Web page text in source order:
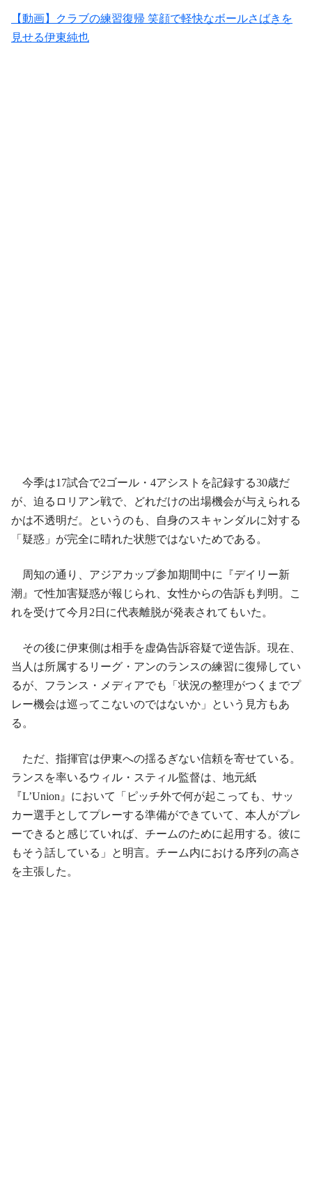
【動画】クラブの練習復帰 笑顔で軽快なボールさばきを
見せる伊東純也
今季は17試合で2ゴール・4アシストを記録する30歳だ
が、迫るロリアン戦で、どれだけの出場機会が与えられる
かは不透明だ。というのも、自身のスキャンダルに対する
「疑惑」が完全に晴れた状態ではないためである。
周知の通り、アジアカップ参加期間中に『デイリー新
潮』で性加害疑惑が報じられ、女性からの告訴も判明。こ
れを受けて今月2日に代表離脱が発表されてもいた。
その後に伊東側は相手を虚偽告訴容疑で逆告訴。現在、
当人は所属するリーグ・アンのランスの練習に復帰してい
るが、フランス・メディアでも「状況の整理がつくまでプ
レー機会は巡ってこないのではないか」という見方もあ
る。
ただ、指揮官は伊東への揺るぎない信頼を寄せている。
ランスを率いるウィル・スティル監督は、地元紙
『L’Union』において「ピッチ外で何が起こっても、サッ
カー選手としてプレーする準備ができていて、本人がプレ
ーできると感じていれば、チームのために起用する。彼に
もそう話している」と明言。チーム内における序列の高さ
を主張した。